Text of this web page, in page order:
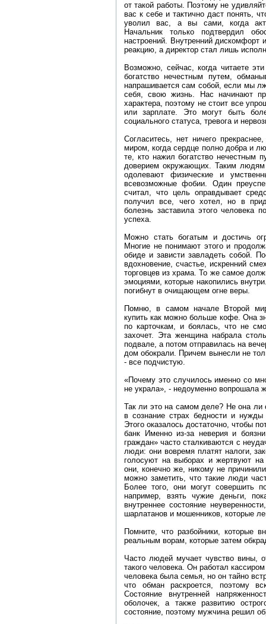
от такой работы. Поэтому не
вас к себе и тактично даст понять,
уволил вас, а вы сами, когда
Начальник только подтвердил
настроений. Внутренний дискомфорт
реакцию, а директор стал лишь
Возможно, сейчас, когда читаете
богатство нечестным путем,
напрашивается сам собой, если мы
себя, свою жизнь. Нас начинают
характера, поэтому не стоит все
или зарплате. Это могут быть
социального статуса, тревога и
Согласитесь, нет ничего
миром, когда сердце полно добра и
те, кто нажил богатство нечестным
доверием окружающих. Таким
одолевают физические и
всевозможные фобии. Один
считал, что цель оправдывает
получил все, чего хотел, но в
болезнь заставила этого человека
успеха.
Можно стать богатым и достичь
Многие не понимают этого и
обиде и зависти завладеть собой.
вдохновение, счастье, искренний
торговцев из храма. То же самое
эмоциями, которые накопились
погибнут в очищающем огне веры.
Помню, в самом начале Второй
купить как можно больше кофе. Она
по карточкам, и боялась, что не
захочет. Эта женщина набрала
подвале, а потом отправилась на
дом обокрали. Причем вынесли не
- все подчистую.
«Почему это случилось именно со
не украла», - недоуменно вопрошала
Так ли это на самом деле? Не она ли
в сознание страх бедности и
Этого оказалось достаточно, чтобы
банк Именно из-за неверия и
граждан» часто сталкиваются с
люди: они вовремя платят налоги,
голосуют на выборах и жертвуют на
они, конечно же, никому не
можно заметить, что такие люди
Более того, они могут совершить
например, взять чужие деньги,
внутреннее состояние
шарлатанов и мошенников, которые
Помните, что разбойники, которые
реальным ворам, которые затем
Часто людей мучает чувство вины,
такого человека. Он работал
человека была семья, но он тайно
что обман раскроется, поэтому
Состояние внутренней
оболочек, а также развитию
состояние, поэтому мужчина решил